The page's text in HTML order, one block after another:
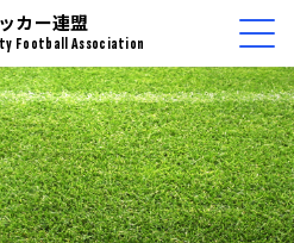
カー連盟
Football Association